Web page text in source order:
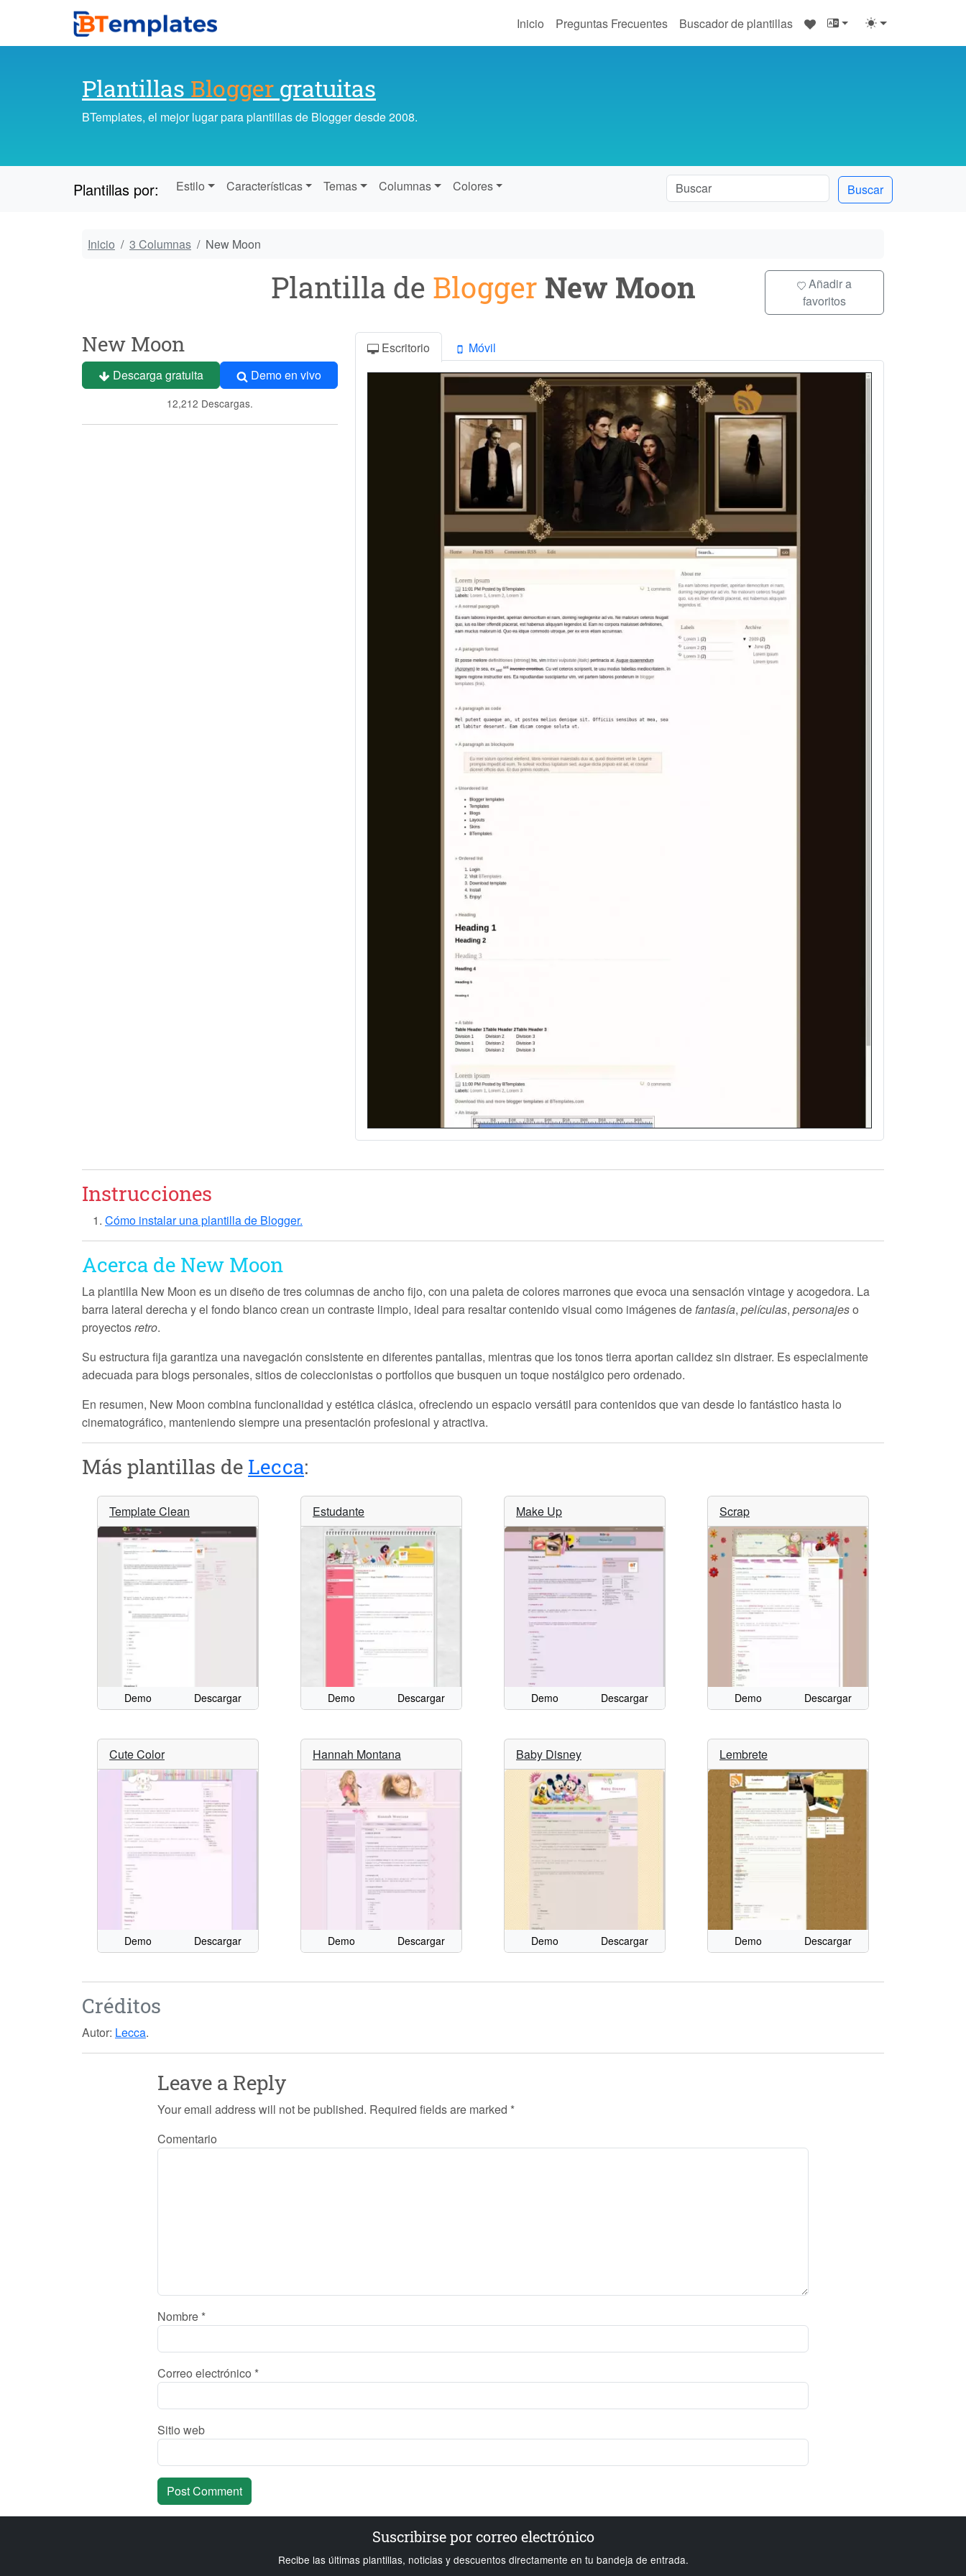
Inicio Preguntas Frecuentes Buscador de plantillas ♥
Plantillas Blogger gratuitas
BTemplates, el mejor lugar para plantillas de Blogger desde 2008.
Plantillas por: Estilo Características Temas Columnas Colores Buscar
Inicio 3 Columnas New Moon
Plantilla de Blogger New Moon
Añadir a
favoritos
New Moon
Descarga gratuita Demo en vivo
12,212 Descargas.
Escritorio Móvil
Instrucciones
Cómo instalar una plantilla de Blogger.
Acerca de New Moon
La plantilla New Moon es un diseño de tres columnas de ancho fijo, con una paleta de colores marrones que evoca una sensación vintage y acogedora. La
barra lateral derecha y el fondo blanco crean un contraste limpio, ideal para resaltar contenido visual como imágenes defantasía, películas, personajeso
proyectosretro.
Su estructura fija garantiza una navegación consistente en diferentes pantallas, mientras que los tonos tierra aportan calidez sin distraer. Es especialmente
adecuada para blogs personales, sitios de coleccionistas o portfolios que busquen un toque nostálgico pero ordenado.
En resumen, New Moon combina funcionalidad y estética clásica, ofreciendo un espacio versátil para contenidos que van desde lo fantástico hasta lo
cinematográfico, manteniendo siempre una presentación profesional y atractiva.
Más plantillas de Lecca:
Template Clean
Demo Descargar
Estudante
Demo Descargar
Make Up
Demo Descargar
Scrap
Demo Descargar
Cute Color
Demo Descargar
Hannah Montana
Demo Descargar
Baby Disney
Demo Descargar
Lembrete
Demo Descargar
Créditos
Autor: Lecca.
Leave a Reply
Your email address will not be published. Required fields are marked *
Comentario
Nombre *
Correo electrónico *
Sitio web
Suscribirse por correo electrónico
Recibe las últimas plantillas, noticias y descuentos directamente en tu bandeja de entrada.